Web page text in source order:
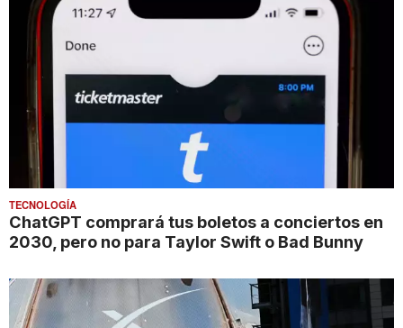
TECNOLOGÍA
ChatGPT comprará tus boletos a conciertos en
2030, pero no para Taylor Swift o Bad Bunny